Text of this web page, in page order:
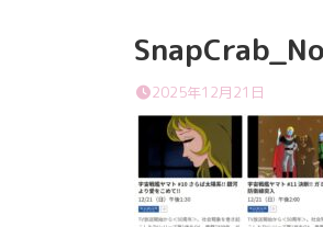
パ中期予報センター 気象庁 8月
31日 6:00 8月30日 5:20 8月1日
に南鳥島近海で猛烈な勢力へ 台風
13号は、今後、海面水温が29度以
上の海域を西進する見込みで、猛烈
な勢力になる見込み。
2025年12月21日